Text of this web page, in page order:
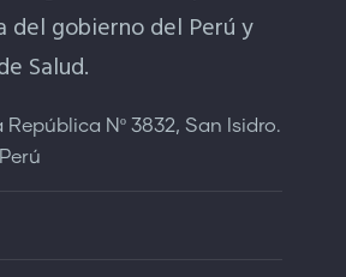
del gobierno del Perú y
Salud.
República Nº 3832, San Isidro.